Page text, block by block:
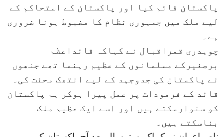
پاکستان قائم کیا اور پاکستان کے استحاکم کے
لیے ملک میں جمہوری نظام کا مضبوط ہونا ضروری
ہے۔
چوہدری قمراقبال نے کہاکہ قائداعظم
برصغیرکے مسلمانوں کے عظیم رہنما تھے جنھوں
نے پاکستان کی جدوجہد کے لیے انتھک محنت کی۔
قائد کے فرمودات پر عمل پیرا ہوکر ہم پاکستان
کو سنوارسکتے ہیں اور اسے ایک عظیم ملک
بناسکتے ہیں۔